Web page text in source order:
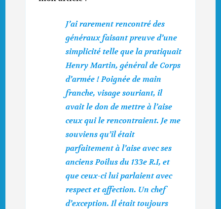
J’ai rarement rencontré des
généraux faisant preuve d’une
simplicité telle que la pratiquait
Henry Martin, général de Corps
d’armée ! Poignée de main
franche, visage souriant, il
avait le don de mettre à l’aise
ceux qui le rencontraient. Je me
souviens qu’il était
parfaitement à l’aise avec ses
anciens Poilus du 133e R.I, et
que ceux-ci lui parlaient avec
respect et affection. Un chef
d’exception. Il était toujours